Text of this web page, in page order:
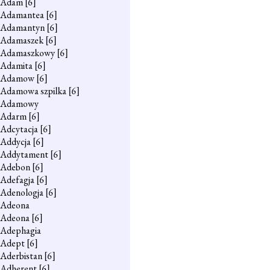
Adamantea[6]
Adamantyn[6]
Adamaszek[6]
Adamaszkowy[6]
Adamita[6]
Adamow[6]
Adamowa szpilka[6]
Adamowy
Adarm[6]
Adcytacja[6]
Addycja[6]
Addytament[6]
Adebon[6]
Adefagja[6]
Adenologja[6]
Adeona
Adeona[6]
Adephagia
Adept[6]
Aderbistan[6]